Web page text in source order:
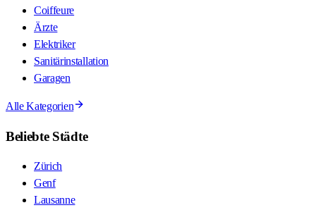
Coiffeure
Ärzte
Elektriker
Sanitärinstallation
Garagen
Alle Kategorien
Beliebte Städte
Zürich
Genf
Lausanne